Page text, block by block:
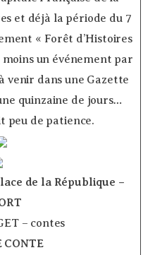
et déjà la période du 7
« Forêt d’Histoires
moins un événement par
venir dans une Gazette
quinzaine de jours…
peu de patience.
de la République –
– contes
CONTE